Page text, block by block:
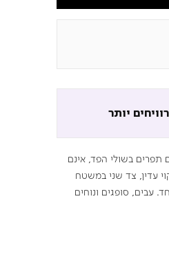
יותר
תפרים בשולי הפד, אינם
עדין, צד שני במשטח
במיוחד. עבים, סופגים ונוחים